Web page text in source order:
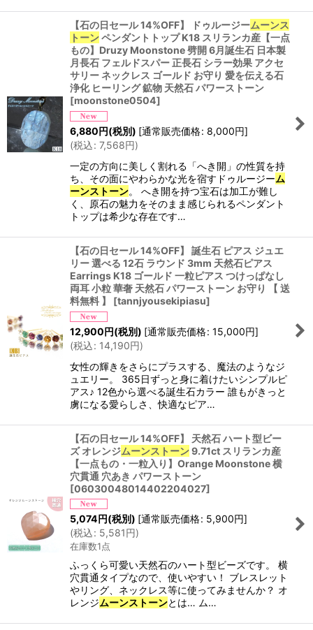
【石の日セール 14%OFF】 ドゥルージームーンス
トーンペンダントトップ K18 スリランカ産【一点
もの】Druzy Moonstone 劈開 6月誕生石 日本製
月長石 フェルドスパー 正長石 シラー効果 アクセ
サリー ネックレス ゴールド お守り 愛を伝える石
浄化 ヒーリング 鉱物 天然石 パワーストーン
[moonstone0504]
6,880円(税別) [通常販売価格: 8,000円]
(税込: 7,568円)
一定の方向に美しく割れる「へき開」の性質を持
ち、その面にやわらかな光を宿すドゥルージーム
ーンストーン。 へき開を持つ宝石は加工が難し
く、原石の魅力をそのまま感じられるペンダント
トップは希少な存在です…
【石の日セール 14%OFF】 誕生石 ピアス ジュエ
リー 選べる 12石 ラウンド 3mm 天然石ピアス
Earrings K18 ゴールド 一粒ピアス つけっぱなし
両耳 小粒 華奢 天然石 パワーストーン お守り 【 送
料無料 】
[tannjyousekipiasu]
12,900円(税別) [通常販売価格: 15,000円]
(税込: 14,190円)
女性の輝きをさらにプラスする、魔法のようなジ
ュエリー。 365日ずっと身に着けたいシンプルピ
アス♪ 12色から選べる誕生石カラー 誰もがきっと
虜になる愛らしさ、快適なピア…
【石の日セール 14%OFF】 天然石 ハート型ビー
ズ オレンジムーンストーン9.71ct スリランカ産
【一点もの・一粒入り】Orange Moonstone 横
穴貫通 穴あき パワーストーン
[06030048014402204027]
5,074円(税別) [通常販売価格: 5,900円]
(税込: 5,581円)
在庫数1点
ふっくら可愛い天然石のハート型ビーズです。 横
穴貫通タイプなので、使いやすい！ ブレスレット
やリング、ネックレス等に使ってみませんか？ オ
レンジムーンストーンとは… ム…